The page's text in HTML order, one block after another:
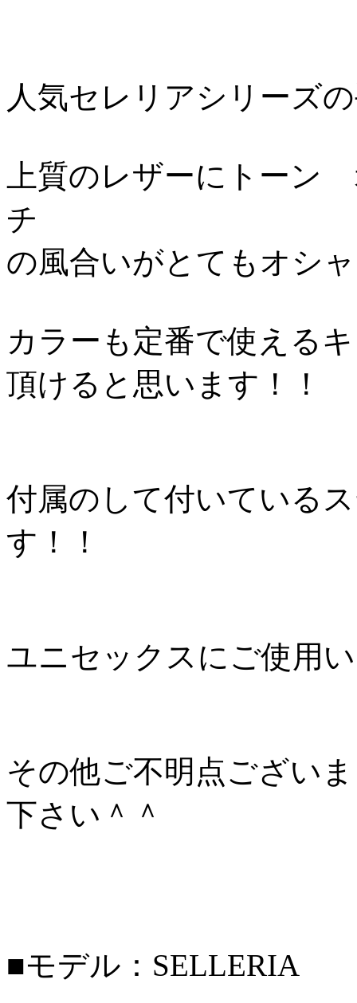
人気セレリアシリーズ
上質のレザーにトー
チ
の風合いがとてもオシ
カラーも定番で使える
頂けると思います！！
付属のして付いている
す！！
ユニセックスにご使用
その他ご不明点ござい
下さい＾＾
■モデル：SELLERIA